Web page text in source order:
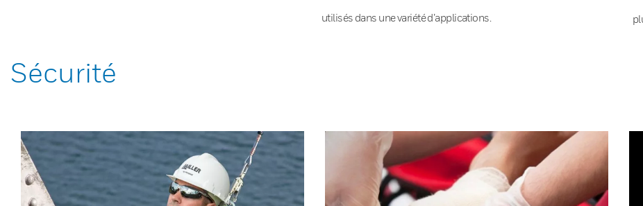
utilisés dans une variété d’applications.
Sécurité